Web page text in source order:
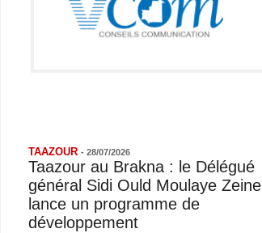
TAAZOUR - 28/07/2026
Taazour au Brakna : le Délégué
général Sidi Ould Moulaye Zeine
lance un programme de
développement